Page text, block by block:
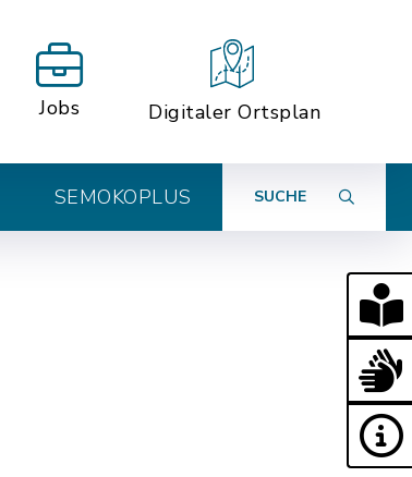
Jobs Digitaler Ortsplan
SEMOKOPLUS SUCHE